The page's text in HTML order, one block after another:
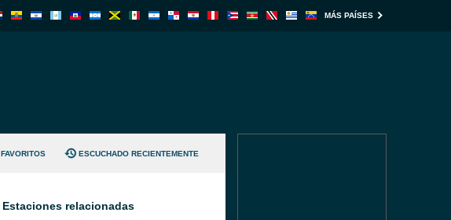
MÁS PAÍSES
FAVORITOS ESCUCHADO RECIENTEMENTE
Estaciones relacionadas